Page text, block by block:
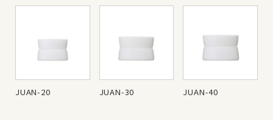
JUAN-20 JUAN-30 JUAN-40